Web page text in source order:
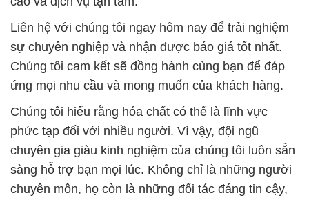
Liên hệ với chúng tôi ngay hôm nay để trải nghiệm
sự chuyên nghiệp và nhận được báo giá tốt nhất.
Chúng tôi cam kết sẽ đồng hành cùng bạn để đáp
ứng mọi nhu cầu và mong muốn của khách hàng.
Chúng tôi hiểu rằng hóa chất có thể là lĩnh vực
phức tạp đối với nhiều người. Vì vậy, đội ngũ
chuyên gia giàu kinh nghiệm của chúng tôi luôn sẵn
sàng hỗ trợ bạn mọi lúc. Không chỉ là những người
chuyên môn, họ còn là những đối tác đáng tin cậy,